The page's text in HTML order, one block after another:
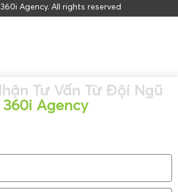
Agency. All rights reserved
Tư Vấn Từ Đội Ngũ
360i Agency